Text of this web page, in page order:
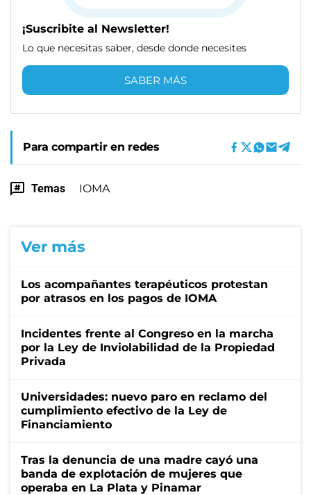
¡Suscribite al Newsletter!
Lo que necesitas saber, desde donde necesites
SABER MÁS
Para compartir en redes
Temas IOMA
Ver más
Los acompañantes terapéuticos protestan
por atrasos en los pagos de IOMA
Incidentes frente al Congreso en la marcha
por la Ley de Inviolabilidad de la Propiedad
Privada
Universidades: nuevo paro en reclamo del
cumplimiento efectivo de la Ley de
Financiamiento
Tras la denuncia de una madre cayó una
banda de explotación de mujeres que
operaba en La Plata y Pinamar